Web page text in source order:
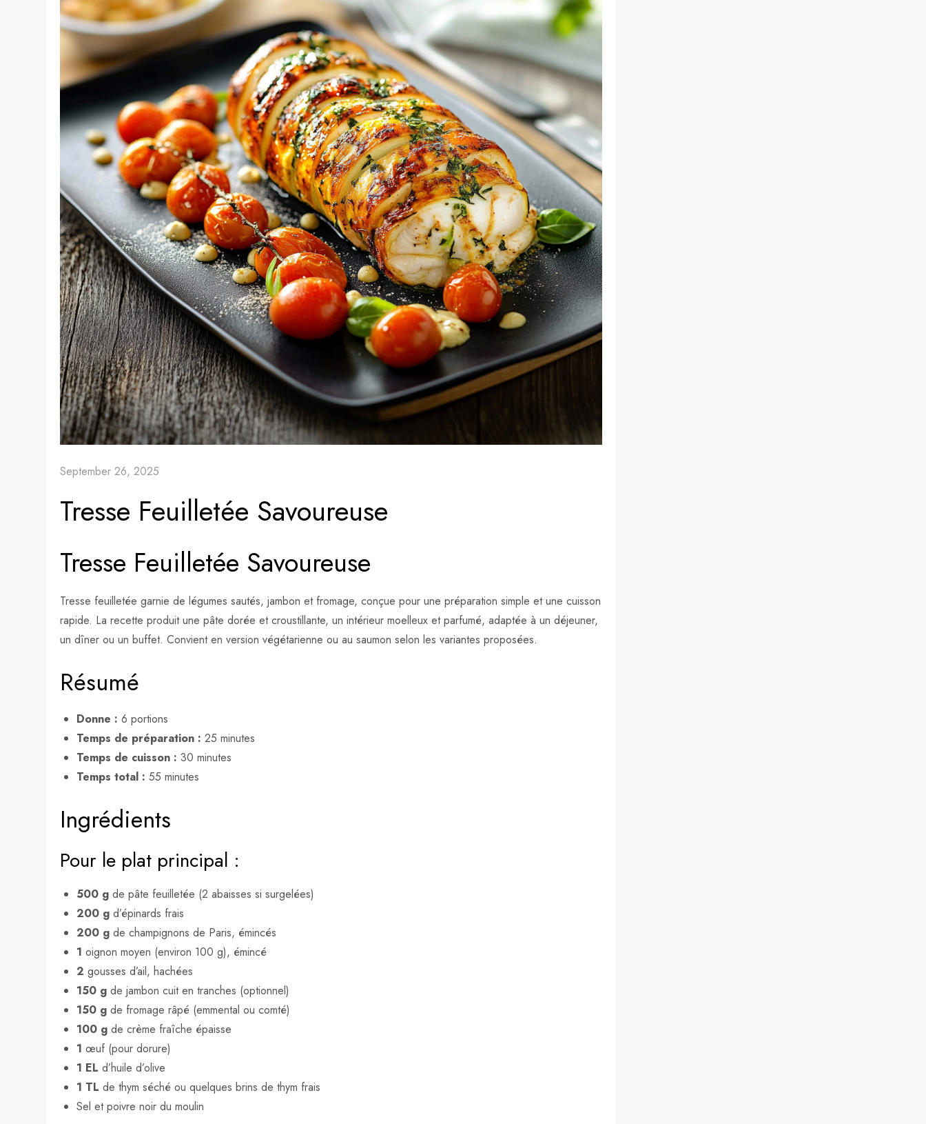
September 26, 2025
Tresse Feuilletée Savoureuse
Tresse Feuilletée Savoureuse
Tresse feuilletée garnie de légumes sautés, jambon et fromage, conçue pour une préparation simple et une cuisson
rapide. La recette produit une pâte dorée et croustillante, un intérieur moelleux et parfumé, adaptée à un déjeuner,
un dîner ou un buffet. Convient en version végétarienne ou au saumon selon les variantes proposées.
Résumé
Donne : 6 portions
Temps de préparation : 25 minutes
Temps de cuisson : 30 minutes
Temps total : 55 minutes
Ingrédients
Pour le plat principal :
500 g de pâte feuilletée (2 abaisses si surgelées)
200 g d’épinards frais
200 g de champignons de Paris, émincés
1 oignon moyen (environ 100 g), émincé
2 gousses d’ail, hachées
150 g de jambon cuit en tranches (optionnel)
150 g de fromage râpé (emmental ou comté)
100 g de crème fraîche épaisse
1 œuf (pour dorure)
1 EL d’huile d’olive
1 TL de thym séché ou quelques brins de thym frais
Sel et poivre noir du moulin